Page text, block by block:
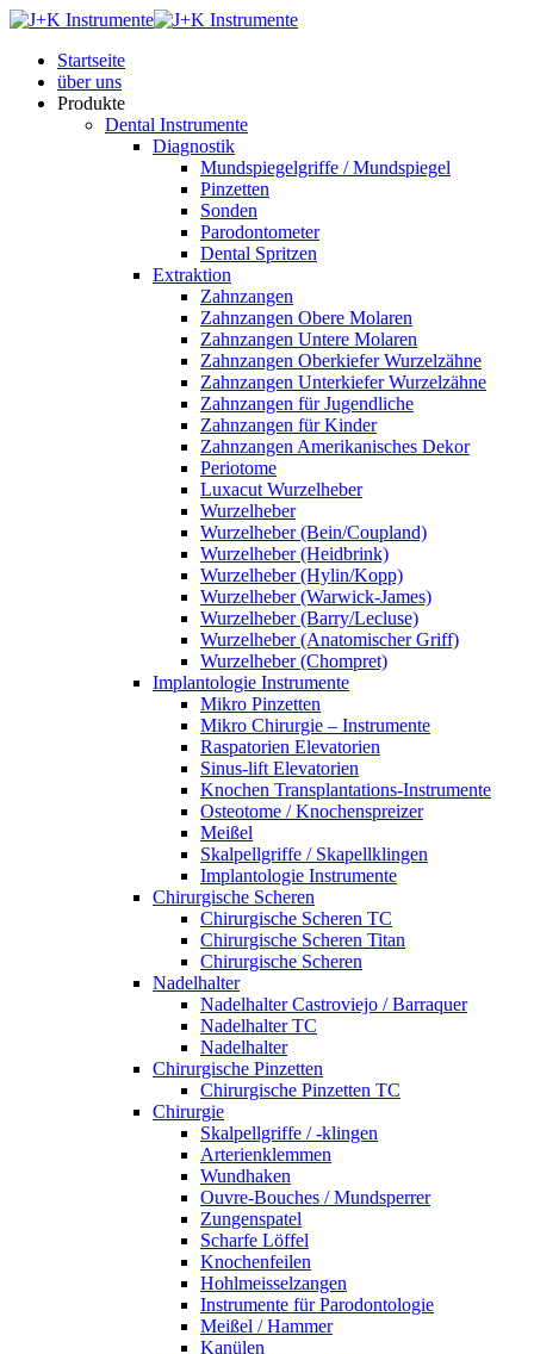
Startseite
über uns
Produkte
Dental Instrumente
Diagnostik
Mundspiegelgriffe / Mundspiegel
Pinzetten
Sonden
Parodontometer
Dental Spritzen
Extraktion
Zahnzangen
Zahnzangen Obere Molaren
Zahnzangen Untere Molaren
Zahnzangen Oberkiefer Wurzelzähne
Zahnzangen Unterkiefer Wurzelzähne
Zahnzangen für Jugendliche
Zahnzangen für Kinder
Zahnzangen Amerikanisches Dekor
Periotome
Luxacut Wurzelheber
Wurzelheber
Wurzelheber (Bein/Coupland)
Wurzelheber (Heidbrink)
Wurzelheber (Hylin/Kopp)
Wurzelheber (Warwick-James)
Wurzelheber (Barry/Lecluse)
Wurzelheber (Anatomischer Griff)
Wurzelheber (Chompret)
Implantologie Instrumente
Mikro Pinzetten
Mikro Chirurgie – Instrumente
Raspatorien Elevatorien
Sinus-lift Elevatorien
Knochen Transplantations-Instrumente
Osteotome / Knochenspreizer
Meißel
Skalpellgriffe / Skapellklingen
Implantologie Instrumente
Chirurgische Scheren
Chirurgische Scheren TC
Chirurgische Scheren Titan
Chirurgische Scheren
Nadelhalter
Nadelhalter Castroviejo / Barraquer
Nadelhalter TC
Nadelhalter
Chirurgische Pinzetten
Chirurgische Pinzetten TC
Chirurgie
Skalpellgriffe / -klingen
Arterienklemmen
Wundhaken
Ouvre-Bouches / Mundsperrer
Zungenspatel
Scharfe Löffel
Knochenfeilen
Hohlmeisselzangen
Instrumente für Parodontologie
Meißel / Hammer
Kanülen